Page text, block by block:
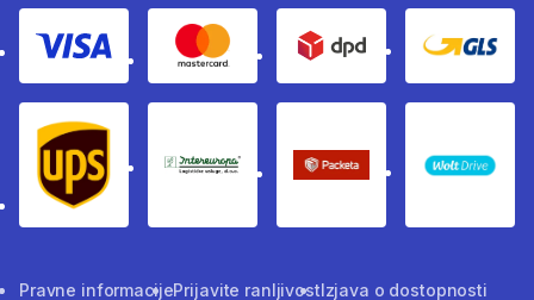
Visa Mastercard Dpd Gls
Ups Intereuropa Packeta Sledenje
WOLT
Pravne informacijePrijavite ranljivostIzjava o dostopnosti